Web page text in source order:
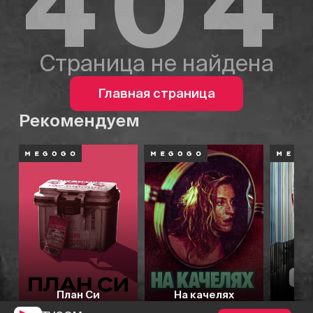
Страница не найдена
Главная страница
Рекомендуем
План Си На качелях